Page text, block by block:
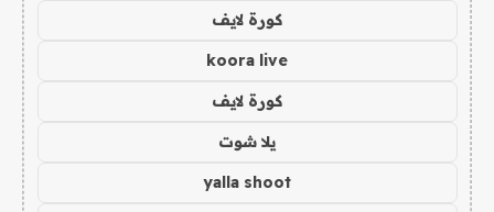
كورة لايف
koora live
كورة لايف
يلا شوت
yalla shoot